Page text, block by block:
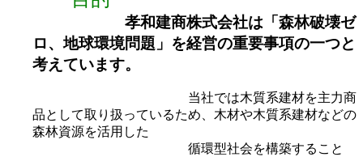
孝和建商株式会社は「森林破壊ゼ
ロ、地球環境問題」を経営の重要事項の一つと
考えています。
当社では木質系建材を主力商
品として取り扱っているため、木材や木質系建材などの
森林資源を活用した
循環型社会を構築すること